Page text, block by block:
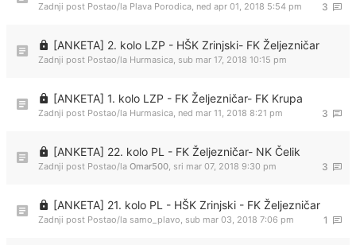
3
Zadnji post Postao/la Plava Porodica, ned apr 01, 2018 5:54 pm
[ANKETA] 2. kolo LZP - HŠK Zrinjski- FK Željezničar
Zadnji post Postao/la Hurmasica, sub mar 17, 2018 10:15 pm
[ANKETA] 1. kolo LZP - FK Željezničar- FK Krupa
3
Zadnji post Postao/la Hurmasica, ned mar 11, 2018 8:21 pm
[ANKETA] 22. kolo PL - FK Željezničar- NK Čelik
3
Zadnji post Postao/la Omar500, sri mar 07, 2018 9:30 pm
[ANKETA] 21. kolo PL - HŠK Zrinjski - FK Željezničar
1
Zadnji post Postao/la samo_plavo, sub mar 03, 2018 7:06 pm